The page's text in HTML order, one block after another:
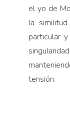
el yo de
la
particular
tensión.